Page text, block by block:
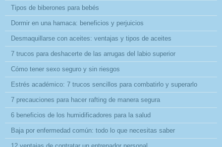
Tipos de biberones para bebés
Dormir en una hamaca: beneficios y perjuicios
Desmaquillarse con aceites: ventajas y tipos de aceites
7 trucos para deshacerte de las arrugas del labio superior
Cómo tener sexo seguro y sin riesgos
Estrés académico: 7 trucos sencillos para combatirlo y superarlo
7 precauciones para hacer rafting de manera segura
6 beneficios de los humidificadores para la salud
Baja por enfermedad común: todo lo que necesitas saber